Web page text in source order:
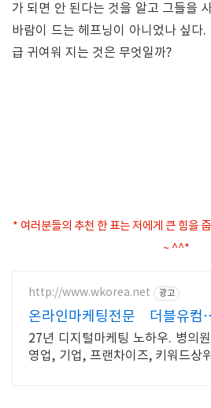
가 되면 안 된다는 것을 알고 그들을
바람이 드는 헤프닝이 아니었나 싶다
급 귀여워 지는 것은 무엇일까?
* 여러분들의 추천 한 표는 저에게 큰 힘을
~ ^^*
http://www.wkorea.net 광고
온라인마케팅전문 더블유컴
27년 노하우
27년 디지털마케팅 노하우. 병의
영업, 기업, 프랜차이즈, 키워드상